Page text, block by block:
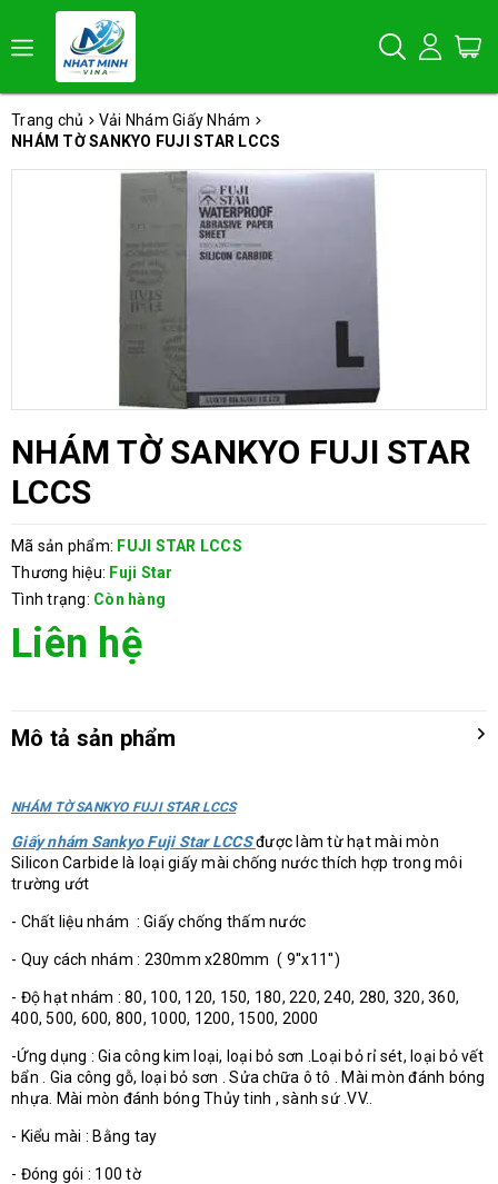
Trang chủ
Vải Nhám Giấy Nhám
NHÁM TỜ SANKYO FUJI STAR LCCS
NHÁM TỜ SANKYO FUJI STAR
LCCS
Mã sản phẩm: FUJI STAR LCCS
Thương hiệu: Fuji Star
Tình trạng: Còn hàng
Liên hệ
Mô tả sản phẩm
NHÁM TỜ SANKYO FUJI STAR LCCS
Giấy nhám Sankyo Fuji Star LCCSđược làm từ hạt mài mòn
Silicon Carbide là loại giấy mài chống nước thích hợp trong môi
trường ướt
- Chất liệu nhám : Giấy chống thấm nước
- Quy cách nhám : 230mm x280mm ( 9''x11'')
- Độ hạt nhám : 80, 100, 120, 150, 180, 220, 240, 280, 320, 360,
400, 500, 600, 800, 1000, 1200, 1500, 2000
-Ứng dụng : Gia công kim loại, loại bỏ sơn .Loại bỏ rỉ sét, loại bỏ vết
bẩn . Gia công gỗ, loại bỏ sơn . Sửa chữa ô tô . Mài mòn đánh bóng
nhựa. Mài mòn đánh bóng Thủy tinh , sành sứ .VV..
- Kiểu mài : Bằng tay
- Đóng gói : 100 tờ